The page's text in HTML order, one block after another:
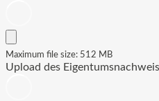
Maximum file size: 512 MB
Upload des